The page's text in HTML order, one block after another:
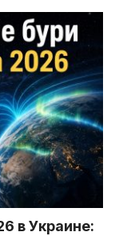
в Украине: